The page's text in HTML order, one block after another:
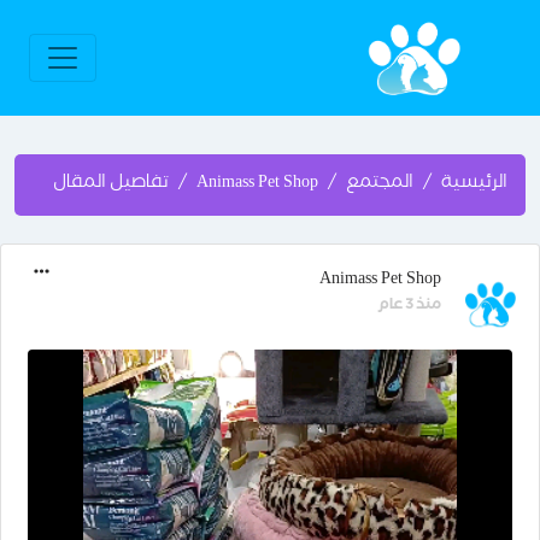
الرئيسية المجتمع Animass Pet Shop تفاصيل المقال
Animass Pet Shop
منذ 3 عام